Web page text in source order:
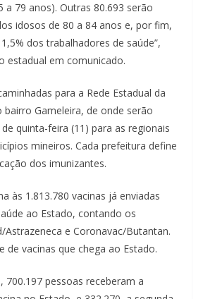
a 79 anos). Outras 80.693 serão
idosos de 80 a 84 anos e, por fim,
dos trabalhadores de saúde”,
estadual em comunicado.
para a Rede Estadual da
bairro Gameleira, de onde serão
quinta-feira (11) para as regionais
mineiros. Cada prefeitura define
dos imunizantes.
às 1.813.780 vacinas já enviadas
ao Estado, contando os
Astrazeneca e Coronavac/Butantan.
de vacinas que chega ao Estado.
700.197 pessoas receberam a